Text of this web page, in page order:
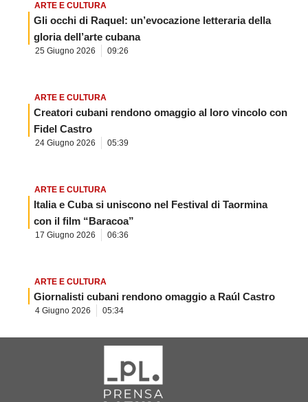
ARTE E CULTURA
Gli occhi di Raquel: un’evocazione letteraria della
gloria dell’arte cubana
25 Giugno 2026 09:26
ARTE E CULTURA
Creatori cubani rendono omaggio al loro vincolo con
Fidel Castro
24 Giugno 2026 05:39
ARTE E CULTURA
Italia e Cuba si uniscono nel Festival di Taormina
con il film “Baracoa”
17 Giugno 2026 06:36
ARTE E CULTURA
Giornalisti cubani rendono omaggio a Raúl Castro
4 Giugno 2026 05:34